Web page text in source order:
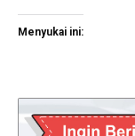
Menyukai ini: